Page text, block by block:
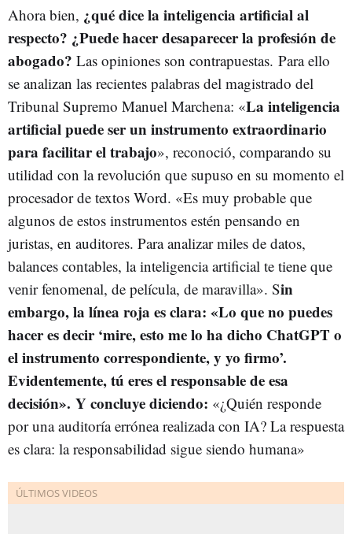
Ahora bien, ¿qué dice la inteligencia artificial al
respecto? ¿Puede hacer desaparecer la profesión de
abogado? Las opiniones son contrapuestas. Para ello
se analizan las recientes palabras del magistrado del
Tribunal Supremo Manuel Marchena: «La inteligencia
artificial puede ser un instrumento extraordinario
para facilitar el trabajo», reconoció, comparando su
utilidad con la revolución que supuso en su momento el
procesador de textos Word. «Es muy probable que
algunos de estos instrumentos estén pensando en
juristas, en auditores. Para analizar miles de datos,
balances contables, la inteligencia artificial te tiene que
venir fenomenal, de película, de maravilla». Sin
embargo, la línea roja es clara: «Lo que no puedes
hacer es decir ‘mire, esto me lo ha dicho ChatGPT o
el instrumento correspondiente, y yo firmo’.
Evidentemente, tú eres el responsable de esa
decisión». Y concluye diciendo: «¿Quién responde
por una auditoría errónea realizada con IA? La respuesta
es clara: la responsabilidad sigue siendo humana»